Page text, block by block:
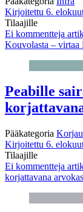
Kirjoitettu 6.
Tilaajille
Ei kommentteja
Kouvolasta – virtaa
Peabille
Pääkategoria
Kirjoitettu 6.
Tilaajille
Ei kommentteja
korjattavana